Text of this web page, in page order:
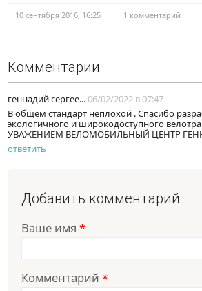
10 сентября 2016, 16:25 1 комментарий
Комментарии
геннадий сергее... 06/02/2022 в 07:47
В общем стандарт неплохой . Спасибо
экологичного и широкодоступного
УВАЖЕНИЕМ ВЕЛОМОБИЛЬНЫЙ ЦЕНТР
ответить
Добавить комментарий
Ваше имя *
Комментарий *